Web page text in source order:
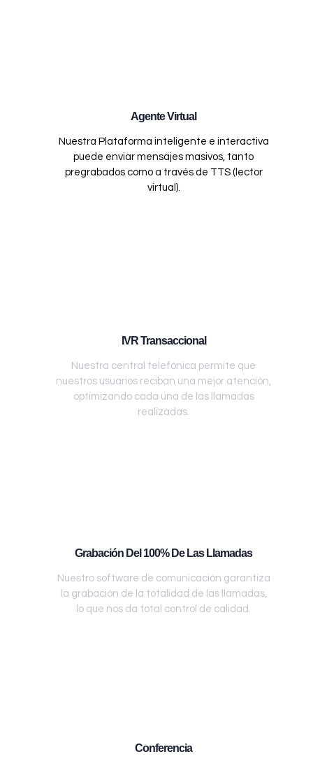
Agente Virtual
Nuestra Plataforma inteligente e interactiva
puede enviar mensajes masivos, tanto
pregrabados como a través de TTS (lector
virtual).
IVR Transaccional
Nuestra central telefónica permite que
nuestros usuarios reciban una mejor atención,
optimizando cada una de las llamadas
realizadas.
Grabación Del 100% De Las Llamadas
Nuestro software de comunicación garantiza
la grabación de la totalidad de las llamadas,
lo que nos da total control de calidad.
Conferencia